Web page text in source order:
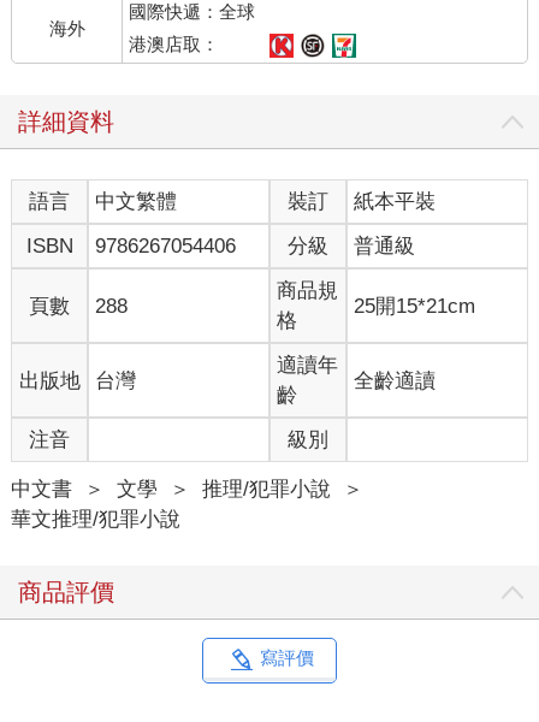
海外
國際快遞：全球
港澳店取：
詳細資料
語言 中文繁體 裝訂
紙本平裝
ISBN
9786267054406 分級 普通級
頁數 288
商品規
格
25開15*21cm
出版地 台灣
適讀年
齡
全齡適讀
注音 級別
中文書 ＞ 文學 ＞ 推理/犯罪小說
＞
華文推理/犯罪小說
商品評價
寫評價